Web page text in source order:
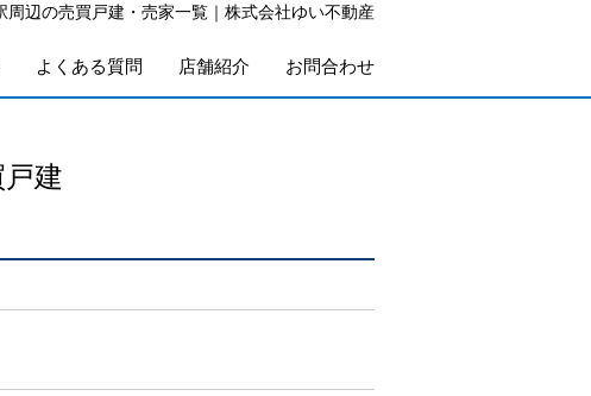
周辺の売買戸建・売家一覧｜株式会社ゆい不動産
よくある質問 店舗紹介 お問合わせ
建